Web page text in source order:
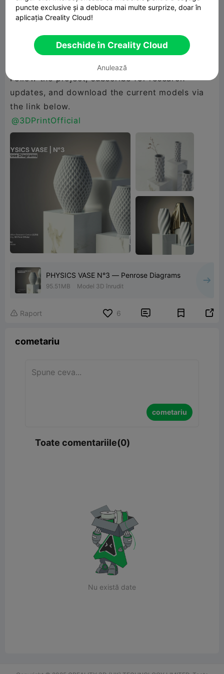
votes, suggestions.
This is educational series that are free to
Follow the project, subscribe for research
updates, and download the current models via
@3DPrintOfficial
PHYSICS VASE N°3 — Penrose Diagrams
95.51MB Model 3D înrudit
 Raport 6  
cometariu
cometariu
Toate comentariile(0)
Nu există date
puncte exclusive și a debloca mai multe surprize, doar în
aplicația Creality Cloud!
Deschide în Creality Cloud
Anulează